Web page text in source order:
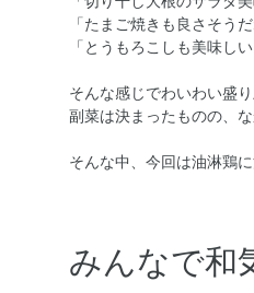
「たまご焼きも良さそうだ
「とうもろこしも美味しい
そんな感じでわいわい盛
副菜は決まったものの、
そんな中、今回は油淋鶏
みんなで和